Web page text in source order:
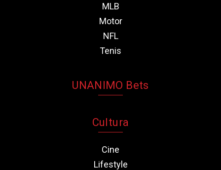
MLB
Motor
NFL
Tenis
UNANIMO Bets
Cultura
Cine
Lifestyle